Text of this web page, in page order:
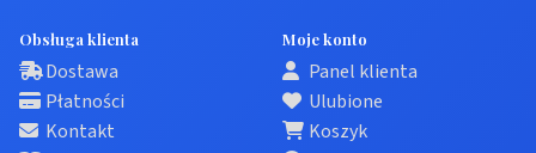
Obsługa klienta
Dostawa
Płatności
Kontakt
Moje konto
Panel klienta
Ulubione
Koszyk